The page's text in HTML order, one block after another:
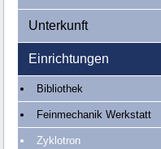
Unterkunft
Einrichtungen
Bibliothek
Feinmechanik Werkstatt
Zyklotron